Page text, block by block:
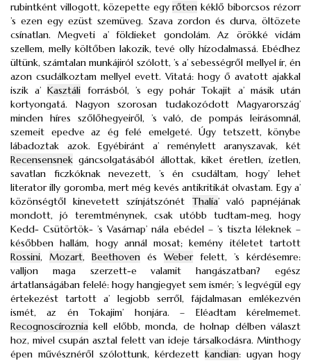
rubintként villogott, közepette egyrőten kéklő biborcsos rézorr
’s ezen egy ezüst szemüveg. Szava zordon és durva, öltözete
csínatlan. Megveti a’ földieket gondolám. Az örökké vidám
szellem, melly költőben lakozik, tevé olly hízodalmassá. Ebédhez
ültünk, számtalan munkájiról szólott, ’s a’ sebességről mellyel ír, én
azon csudálkoztam mellyel evett. Vitatá: hogy ő avatott ajakkal
iszik a’Kasztáli forrásból, ’s egy pohár Tokajit a’ másik után
kortyongatá. Nagyon szorosan tudakozódott Magyarország’
minden híres szőlőhegyeiről, ’s való, de pompás leirásomnál,
szemeit epedve az ég felé emelgeté. Úgy tetszett, könybe
lábadoztak azok. Egyébiránt a’ reménylett aranyszavak, két
Recensensnek gáncsolgatásából állottak, kiket éretlen, ízetlen,
savatlan ficzkóknak nevezett, ’s én csudáltam, hogy’ lehet
literator illy goromba, mert még kevés antikritikát olvastam. Egy a’
közönségtől kinevetett színjátszónét Thalía’ való papnéjának
mondott, jó teremtménynek, csak utóbb tudtam-meg, hogy
Kedd- Csütörtök- ’s Vasárnap’ nála ebédel – ’s tiszta léleknek –
későbben hallám, hogy annál mosat; kemény itéletet tartott
Rossini, Mozart, Beethoven és Weberfelett, ’s kérdésemre:
valljon maga szerzett-e valamit hangászatban? egész
ártatlanságában felelé: hogy hangjegyet sem ismér; ’s legvégül egy
értekezést tartott a’ legjobb serről, fájdalmasan emlékezvén
ismét, az én Tokajim’ honjára. – Eléadtam kérelmemet.
Recognoscíroznia kell előbb, monda, de holnap délben választ
hoz, mivel csupán asztal felett van ideje társalkodásra. Minthogy
épen művésznéről szólottunk, kérdezett kandian: ugyan hogy